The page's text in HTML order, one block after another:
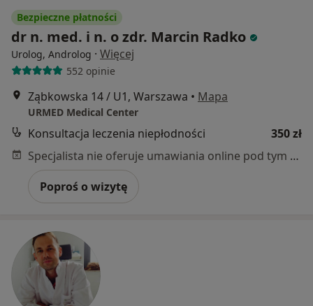
Bezpieczne płatności
dr n. med. i n. o zdr. Marcin Radko
Urolog, Androlog · Więcej
552 opinie
Ząbkowska 14 / U1, Warszawa • Mapa
URMED Medical Center
Konsultacja leczenia niepłodności
350 zł
Specjalista nie oferuje umawiania online pod tym adresem.
Poproś o wizytę